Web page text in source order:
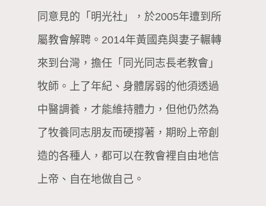
同意見的「明光社」，於2005年遭到所
屬教會解聘。2014年黃國堯與妻子輾轉
來到台灣，擔任「同光同志長老教會」
牧師。上了年紀、身體孱弱的他須透過
中醫調養，才能維持體力，但他仍然為
了牧養同志朋友而硬撐著，期盼上帝創
造的各種人，都可以在教會裡自由地信
上帝、自在地做自己。